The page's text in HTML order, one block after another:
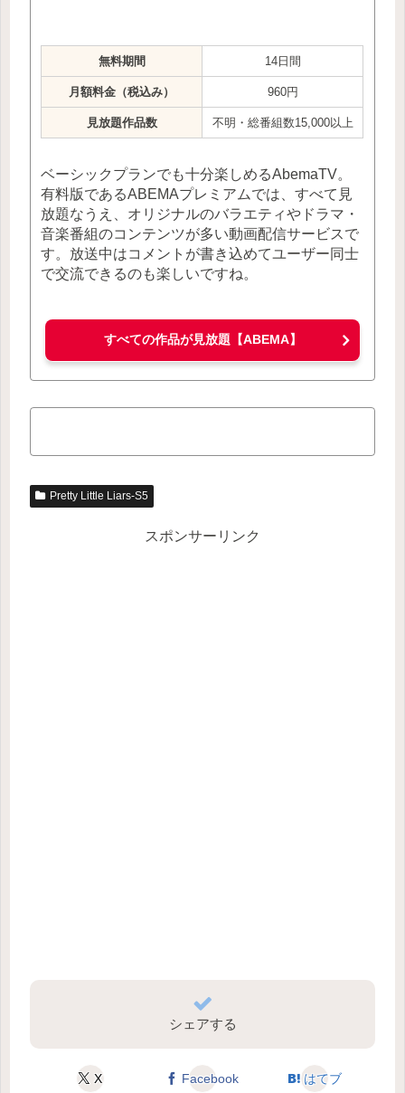
無料期間 14日間
月額料金（税込み） 960円
見放題作品数 不明・総番組数15,000以上
ベーシックプランでも十分楽しめるAbemaTV。
有料版であるABEMAプレミアムでは、すべて見
放題なうえ、オリジナルのバラエティやドラマ・
音楽番組のコンテンツが多い動画配信サービスで
す。放送中はコメントが書き込めてユーザー同士
で交流できるのも楽しいですね。
すべての作品が見放題【ABEMA】
Pretty Little Liars-S5
スポンサーリンク
シェアする
X Facebook はてブ